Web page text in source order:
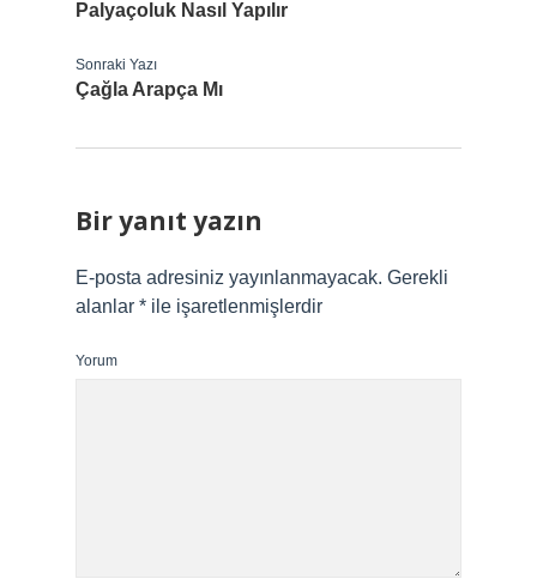
Palyaçoluk Nasıl Yapılır
Sonraki Yazı
Çağla Arapça Mı
Bir yanıt yazın
E-posta adresiniz yayınlanmayacak. Gerekli
alanlar * ile işaretlenmişlerdir
Yorum